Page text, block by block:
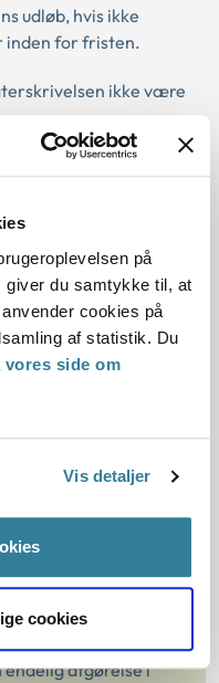
på
giver du samtykke til, at
cookies på
af statistik. Du
vores side om
Vis detaljer
cookies
udløb, hvis ikke
for fristen.
ikke være
til borger, hvor
foretaget den årlige
påtænker
skal tilbagebetale
ikke er enig i
mulighed for at
klage over
dateringen af
er truffet en
på, at det ikke
brev, at der med
afgørelse i